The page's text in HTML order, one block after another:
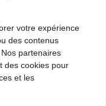
votre expérience
des contenus
partenaires
des cookies pour
et les
journalistes vous
l'actualité en